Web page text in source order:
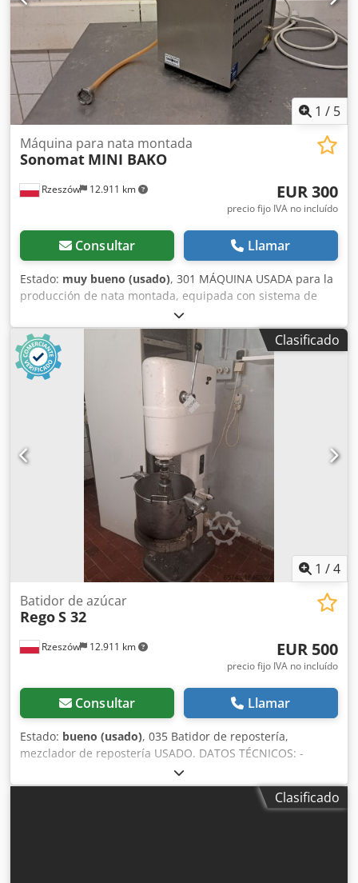
1 / 5
Rzeszów 12.911 km
Máquina para nata montada
Sonomat MINI BAKO
EUR 300
precio fijo IVA no incluído
Consultar Llamar
Estado: muy bueno (usado), 301 MÁQUINA USADA para la
producción de nata montada, equipada con sistema de
refrigeración. DATOS TÉCNICOS: Csdpsyhca Ujfx Acboha -
Potencia: 230 V. El precio indicado es neto. HABLAMOS
INGLÉS, ALEMÁN, FRANCÉS, RUSO Y UCRANIANO.Clasificado
1 /4
Rzeszów 12.911 km
Batidor de azúcar
RegoS 32
EUR 500
precio fijo IVA no incluído
Consultar Llamar
Estado: bueno (usado), 035 Batidor de repostería,
mezclador de repostería USADO. DATOS TÉCNICOS: -
capacidad 30 l Chodpfx Aevxqwfjcboa DIMENSIONES
EXTERIORES (en cm): - longitud: 60, - altura: 146, - ancho:
63. EQUIPO: - caldero, - palo. El dispositivo está listo para
Clasificado